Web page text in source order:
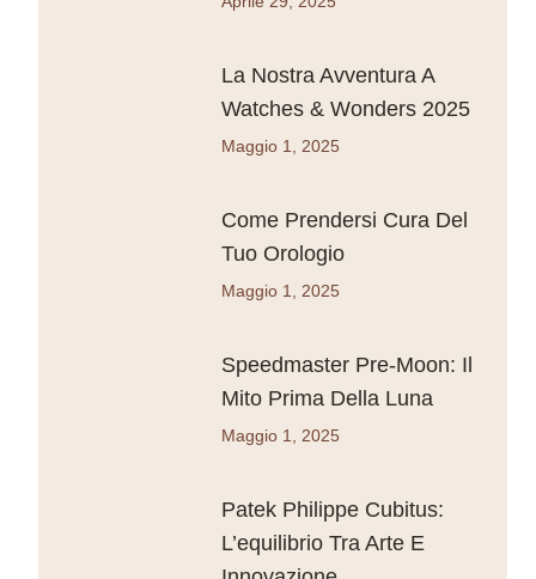
La Nostra Avventura A
Watches & Wonders 2025
Maggio 1, 2025
Come Prendersi Cura Del
Tuo Orologio
Maggio 1, 2025
Speedmaster Pre-Moon: Il
Mito Prima Della Luna
Maggio 1, 2025
Patek Philippe Cubitus:
L’equilibrio Tra Arte E